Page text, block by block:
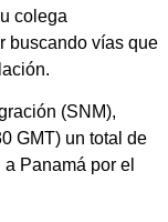
colega
buscando vías que
(SNM),
GMT) un total de
Panamá por el